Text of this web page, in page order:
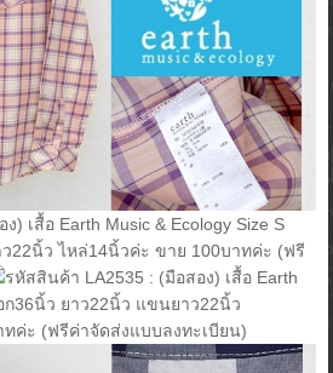
) เสื้อ Earth Music & Ecology Size S
22นิ้ว ไหล่14นิ้วค่ะ ขาย 100บาทค่ะ (ฟรี
รหัสสินค้า LA2535 : (มือสอง) เสื้อ Earth
ก36นิ้ว ยาว22นิ้ว แขนยาว22นิ้ว
ค่ะ (ฟรีค่าจัดส่งแบบลงทะเบียน)